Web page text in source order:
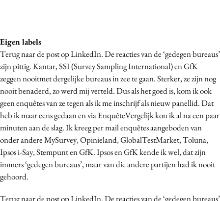
Eigen labels
Terug naar de post op LinkedIn. De reacties van de ‘gedegen bureaus’
zijn pittig. Kantar, SSI (Survey Sampling International) en GfK
zeggen nooitmet dergelijke bureaus in zee te gaan. Sterker, ze zijn nog
nooit benaderd, zo werd mij verteld. Dus als het goed is, kom ik ook
geen enquêtes van ze tegen als ik me inschrijf als nieuw panellid. Dat
heb ik maar eens gedaan en via EnquêteVergelijk kon ik al na een paar
minuten aan de slag. Ik kreeg per mail enquêtes aangeboden van
onder andere MySurvey, Opinieland, GlobalTestMarket, Toluna,
Ipsos i-Say, Stempunt en GfK. Ipsos en GfK kende ik wel, dat zijn
immers ‘gedegen bureaus’, maar van die andere partijen had ik nooit
gehoord.
Terug naar de post op LinkedIn. De reacties van de ‘gedegen bureaus’